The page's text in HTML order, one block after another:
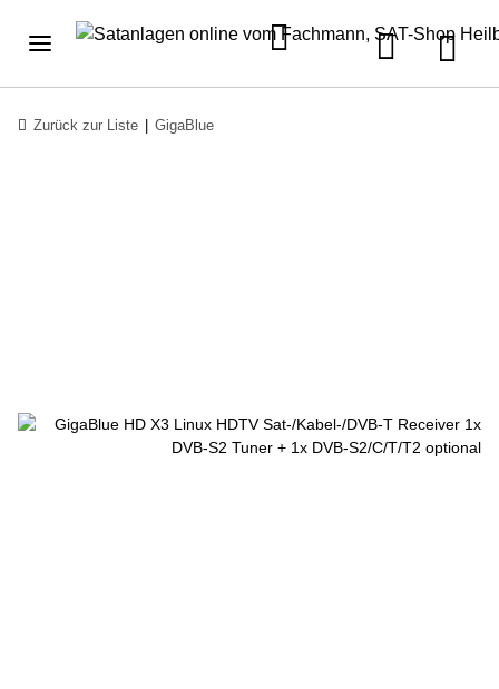
Zurück zur Liste GigaBlue